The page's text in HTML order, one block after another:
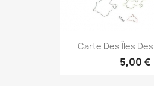
Carte Des Îles
5,00 €